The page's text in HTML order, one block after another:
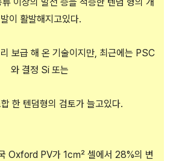
발이 활발해지고있다.
보급 해 온 기술이지만, 최근에는 PSC
와 결정 Si 또는
한 텐덤형의 검토가 늘고있다.
Oxford PV가 1c㎡ 셀에서 28%의 변